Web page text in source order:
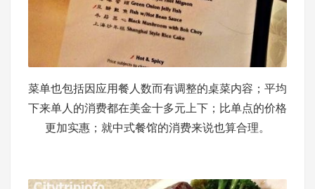
菜单也包括因应用餐人数而有调整的桌菜内容；平均
下来单人的消费都在美金十多元上下；比单点的价格
更加实惠；就中式餐馆的消费来说也算合理。